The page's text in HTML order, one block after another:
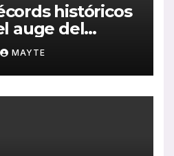
históricos
auge del
en San
MAYTE